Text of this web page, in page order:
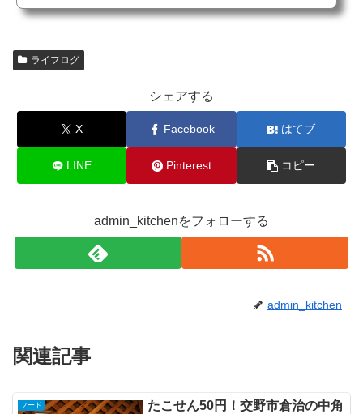
ライフログ
シェアする
X Facebook はてブ
LINE Pinterest コピー
admin_kitchenをフォローする
admin_kitchen
関連記事
フード
たこせん50円！交野市倉治の中角